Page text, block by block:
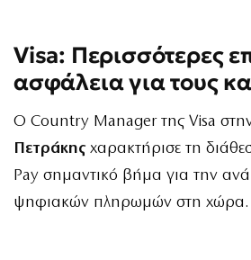
Visa: Περισσότερες
ασφάλεια για τους
Ο Country Manager της Visa
Πετράκης χαρακτήρισε τη
Pay σημαντικό βήμα για την
ψηφιακών πληρωμών στη χώρα.